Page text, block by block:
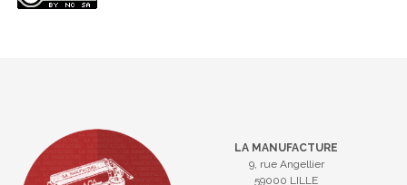
LA MANUFACTURE
9, rue Angellier
59000 LILLE